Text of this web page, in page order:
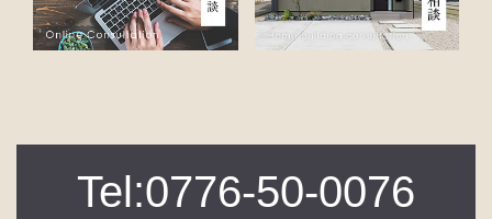
Tel:0776-50-0076